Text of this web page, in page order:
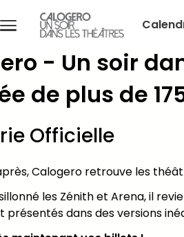
Menu
(WYSIWYG)
- Un soir
de plus de
Officielle
Calogero retrouve les
les Zénith et Arena, il
dans des versions